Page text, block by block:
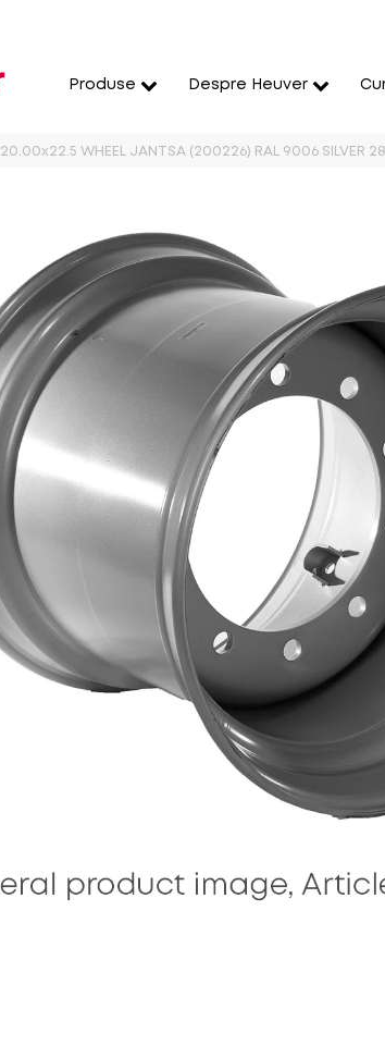
Produse Despre Heuver
20.00x22.5 WHEEL JANTSA (200226) RAL 9006 SILVER